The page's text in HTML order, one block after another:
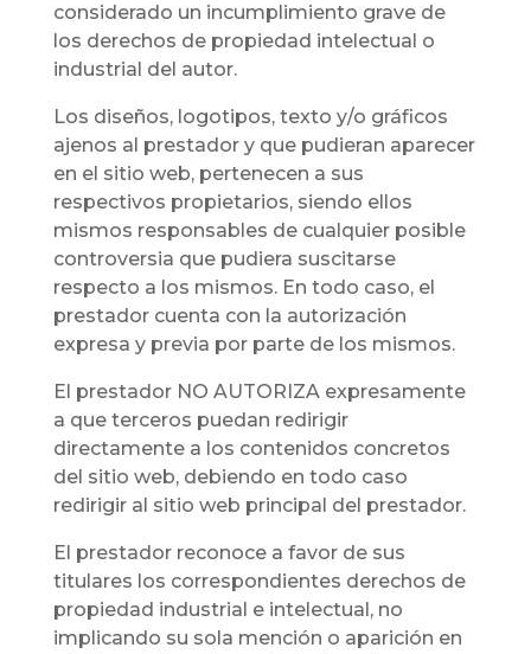
considerado un incumplimiento grave de
los derechos de propiedad intelectual o
industrial del autor.
Los diseños, logotipos, texto y/o gráficos
ajenos al prestador y que pudieran aparecer
en el sitio web, pertenecen a sus
respectivos propietarios, siendo ellos
mismos responsables de cualquier posible
controversia que pudiera suscitarse
respecto a los mismos. En todo caso, el
prestador cuenta con la autorización
expresa y previa por parte de los mismos.
El prestador NO AUTORIZA expresamente
a que terceros puedan redirigir
directamente a los contenidos concretos
del sitio web, debiendo en todo caso
redirigir al sitio web principal del prestador.
El prestador reconoce a favor de sus
titulares los correspondientes derechos de
propiedad industrial e intelectual, no
implicando su sola mención o aparición en